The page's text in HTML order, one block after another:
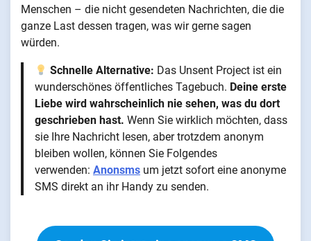
Menschen – die nicht gesendeten Nachrichten, die die
ganze Last dessen tragen, was wir gerne sagen
würden.
Schnelle Alternative: Das Unsent Project ist ein
wunderschönes öffentliches Tagebuch. Deine erste
Liebe wird wahrscheinlich nie sehen, was du dort
geschrieben hast. Wenn Sie wirklich möchten, dass
sie Ihre Nachricht lesen, aber trotzdem anonym
bleiben wollen, können Sie Folgendes
verwenden: Anonsms um jetzt sofort eine anonyme
SMS direkt an ihr Handy zu senden.